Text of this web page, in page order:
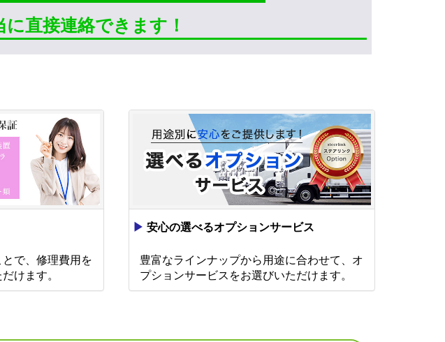
直接連絡できます！
で、修理費用を
けます。
▶ 安心の選べるオプションサービス
豊富なラインナップから用途に合わせて、オ
プションサービスをお選びいただけます。